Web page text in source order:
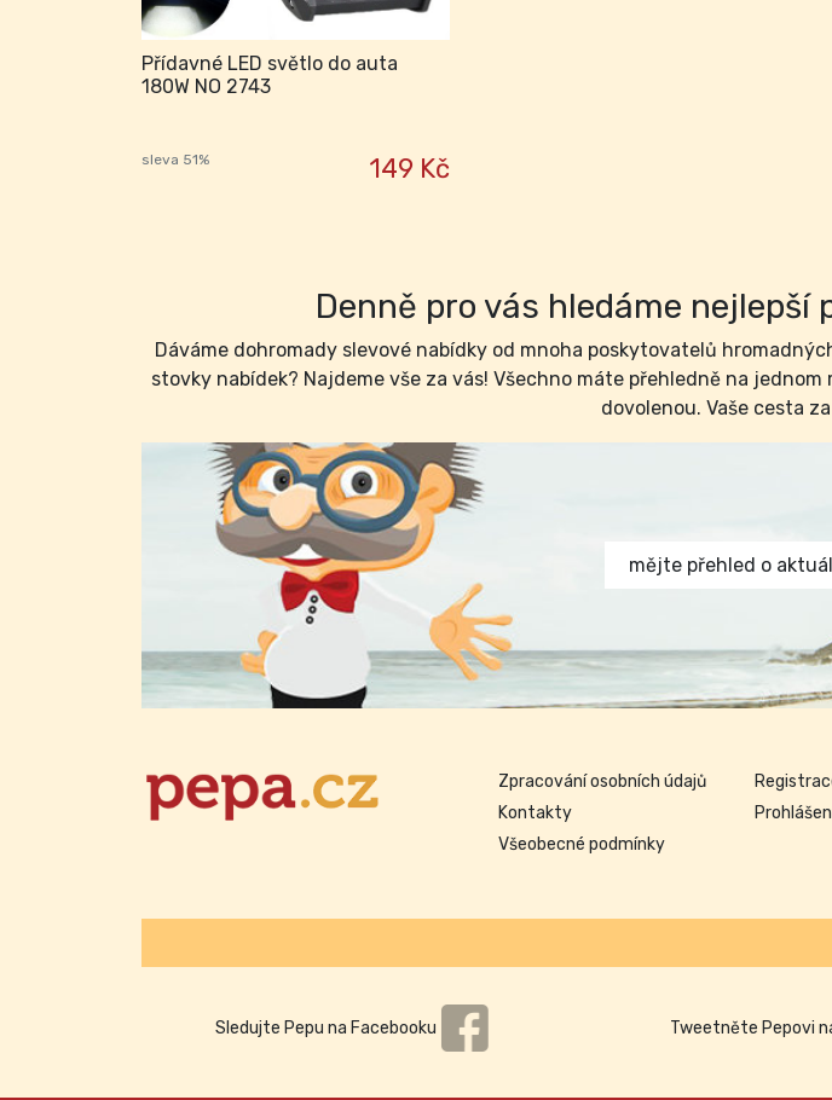
Přídavné LED světlo do auta
180W NO 2743
sleva 51% 149 Kč
Denně pro vás hledáme
Dáváme dohromady slevové nabídky od mnoha poskytovatelů
stovky nabídek? Najdeme vše za vás! Všechno máte přehledně na
dovolenou. Vaše cesta
mějte přehled o
Zpracování osobních údajů
Kontakty
Všeobecné podmínky
Sledujte Pepu na Facebooku Tweetněte Pepovi